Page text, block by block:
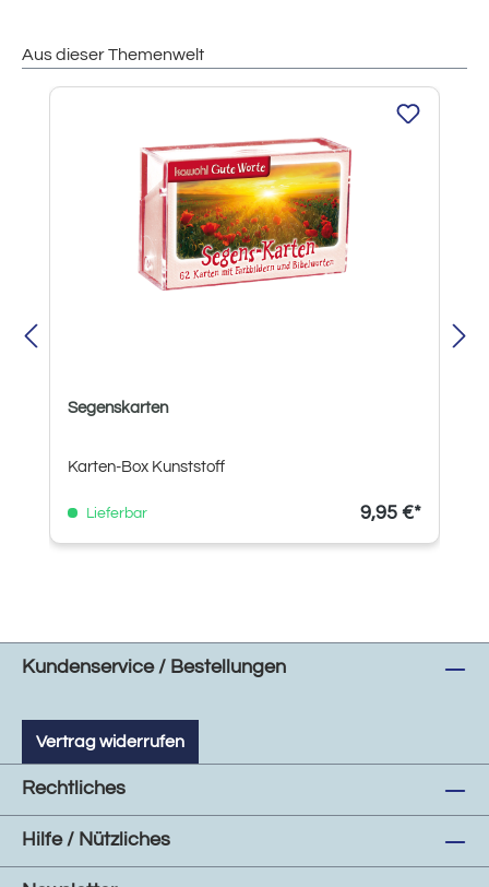
Aus dieser Themenwelt
Produktgalerie überspringen
Segenskarten
Karten-Box Kunststoff
Lieferbar 9,95 €*
Kundenservice / Bestellungen
Vertrag widerrufen
Rechtliches
Hilfe / Nützliches